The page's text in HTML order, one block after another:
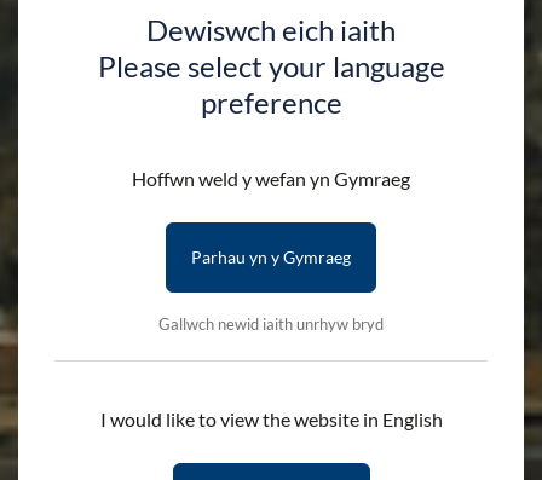
Dewiswch eich iaith
Please select your language
preference
Hoffwn weld y wefan yn Gymraeg
Parhau yn y Gymraeg
Gallwch newid iaith unrhyw bryd
I would like to view the website in English